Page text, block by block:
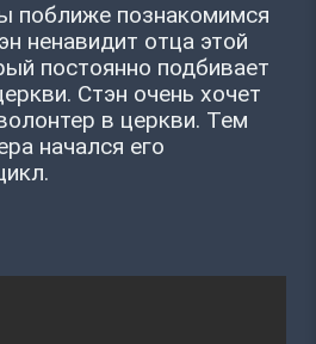
поближе познакомимся
ненавидит отца этой
постоянно подбивает
Стэн очень хочет
в церкви. Тем
начался его